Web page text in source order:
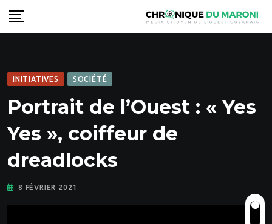
Skip
to
INITIATIVES SOCIÉTÉ
Portrait de l’Ouest : « Yes
Yes », coiffeur de
dreadlocks
8 FÉVRIER 2021